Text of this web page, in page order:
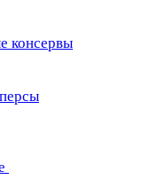
консервы